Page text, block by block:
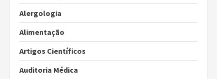
Alergologia
Alimentação
Artigos Científicos
Auditoria Médica